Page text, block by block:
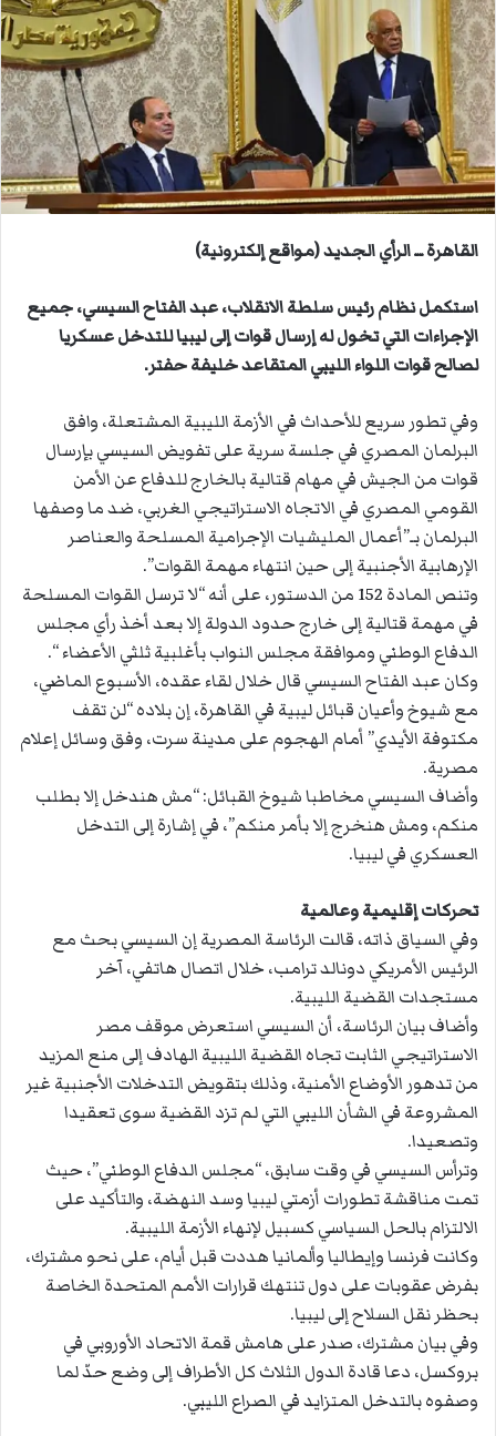
ر
ي
د
ك
ت
و
ي
القاهرة ــ الرأي الجديد (مواقع إلكترونية)
استكمل نظام رئيس سلطة الانقلاب، عبد الفتاح السيسي، جميع
الإجراءات التي تخول له إرسال قوات إلى ليبيا للتدخل عسكريا
لصالح قوات اللواء الليبي المتقاعد خليفة حفتر.
وفي تطور سريع للأحداث في الأزمة الليبية المشتعلة، وافق
البرلمان المصري في جلسة سرية على تفويض السيسي بإرسال
قوات من الجيش في مهام قتالية بالخارج للدفاع عن الأمن
القومي المصري في الاتجاه الاستراتيجي الغربي، ضد ما وصفها
البرلمان بـ”أعمال المليشيات الإجرامية المسلحة والعناصر
الإرهابية الأجنبية إلى حين انتهاء مهمة القوات”.
وتنص المادة 152 من الدستور، على أنه “لا ترسل القوات المسلحة
في مهمة قتالية إلى خارج حدود الدولة إلا بعد أخذ رأي مجلس
الدفاع الوطني وموافقة مجلس النواب بأغلبية ثلثي الأعضاء “.
وكان عبد الفتاح السيسي قال خلال لقاء عقده، الأسبوع الماضي،
مع شيوخ وأعيان قبائل ليبية في القاهرة، إن بلاده “لن تقف
مكتوفة الأيدي” أمام الهجوم على مدينة سرت، وفق وسائل إعلام
مصرية.
وأضاف السيسي مخاطبا شيوخ القبائل: “مش هندخل إلا بطلب
منكم، ومش هنخرج إلا بأمر منكم”، في إشارة إلى التدخل
العسكري في ليبيا.
تحركات إقليمية وعالمية
وفي السياق ذاته، قالت الرئاسة المصرية إن السيسي بحث مع
الرئيس الأمريكي دونالد ترامب، خلال اتصال هاتفي، آخر
مستجدات القضية الليبية.
وأضاف بيان الرئاسة، أن السيسي استعرض موقف مصر
الاستراتيجي الثابت تجاه القضية الليبية الهادف إلى منع المزيد
من تدهور الأوضاع الأمنية، وذلك بتقويض التدخلات الأجنبية غير
المشروعة في الشأن الليبي التي لم تزد القضية سوى تعقيدا
وتصعيدا.
وترأس السيسي في وقت سابق، “مجلس الدفاع الوطني”، حيث
تمت مناقشة تطورات أزمتي ليبيا وسد النهضة، والتأكيد على
الالتزام بالحل السياسي كسبيل لإنهاء الأزمة الليبية.
وكانت فرنسا وإيطاليا وألمانيا هددت قبل أيام، على نحو مشترك،
بفرض عقوبات على دول تنتهك قرارات الأمم المتحدة الخاصة
بحظر نقل السلاح إلى ليبيا.
وفي بيان مشترك، صدر على هامش قمة الاتحاد الأوروبي في
بروكسل، دعا قادة الدول الثلاث كل الأطراف إلى وضع حدّ لما
وصفوه بالتدخل المتزايد في الصراع الليبي.